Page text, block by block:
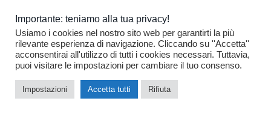
© 2017 De Donno - Tutti i diritti riservati| Progettazione e
sviluppo: Consolidati | web e comunicazione
Importante: teniamo alla tua privacy!
Usiamo i cookies nel nostro sito web per garantirti la più
rilevante esperienza di navigazione. Cliccando su ''Accetta''
acconsentirai all'utilizzo di tutti i cookies necessari. Tuttavia,
puoi visitare le impostazioni per cambiare il tuo consenso.
Impostazioni Accetta tutti Rifiuta